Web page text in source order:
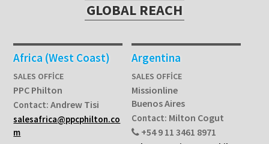
GLOBAL REACH
Africa (West Coast)
SALES OFFICE
PPC Philton
Contact: Andrew Tisi
salesafrica@ppcphilton.co
m
Argentina
SALES OFFICE
Missionline
Buenos Aires
Contact: Milton Cogut
+54 9 11 3461 8971